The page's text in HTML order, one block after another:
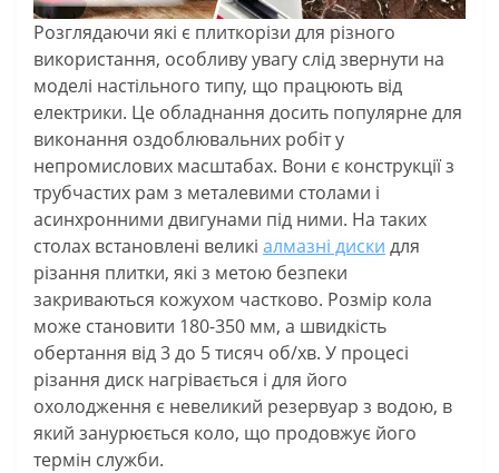
Розглядаючи які є плиткорізи для різного
використання, особливу увагу слід звернути на
моделі настільного типу, що працюють від
електрики. Це обладнання досить популярне для
виконання оздоблювальних робіт у
непромислових масштабах. Вони є конструкції з
трубчастих рам з металевими столами і
асинхронними двигунами під ними. На таких
столах встановлені великі алмазні диски для
різання плитки, які з метою безпеки
закриваються кожухом частково. Розмір кола
може становити 180-350 мм, а швидкість
обертання від 3 до 5 тисяч об/хв. У процесі
різання диск нагрівається і для його
охолодження є невеликий резервуар з водою, в
який занурюється коло, що продовжує його
термін служби.